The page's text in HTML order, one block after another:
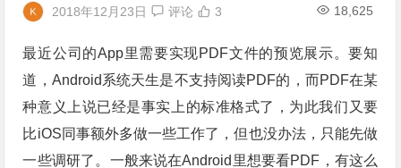
2018年12月23日 评论 18,625
3
最近公司的App里需要实现PDF文件的预览展示。要知
道，Android系统天生是不支持阅读PDF的，而PDF在某
种意义上说已经是事实上的标准格式了，为此我们又要
比iOS同事额外多做一些工作了，但也没办法，只能先做
一些调研了。一般来说在Android里想要看PDF，有这么